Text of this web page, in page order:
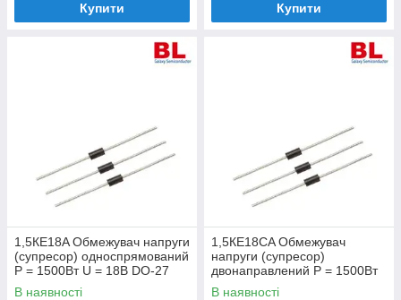
Купити Купити
1,5КЕ18A Обмежувач напруги
(супресор) односпрямований
Р = 1500Вт U = 18В DO-27
В наявності
1,5КЕ18CA Обмежувач
напруги (супресор)
двонаправлений Р = 1500Вт
U = 18В DO-27
В наявності